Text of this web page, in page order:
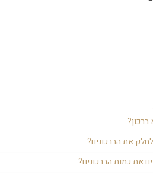
נהדרת מחגיגית בת המצווה והוא יהיה
את הברכונים?
אנחנו ממליצים לשים מבעוד מועד על
לכל אורח ברכון ליד הצלחת, או לשים כמות
את כמות הברכונים?